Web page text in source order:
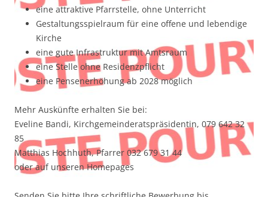
eine attraktive Pfarrstelle, ohne Unterricht
Gestaltungsspielraum für eine offene und lebendige
Kirche
eine gute Infrastruktur mit Amtsraum
eine Stelle ohne Residenzpflicht
eine Pensenerhöhung ab 2028 möglich
Mehr Auskünfte erhalten Sie bei:
Eveline Bandi, Kirchgemeinderatspräsidentin, 079 642 32
85
Matthias Hochhuth, Pfarrer 032 679 31 44
oder auf unseren Homepages